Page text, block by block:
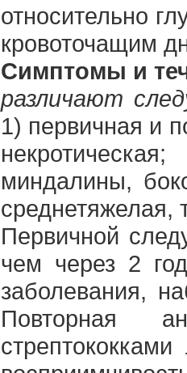
относительно
кровоточащим
Симптомы и
различают
1) первичная и
миндалины,
среднетяжелая,
Первичной
чем через 2
заболевания,
Повторная